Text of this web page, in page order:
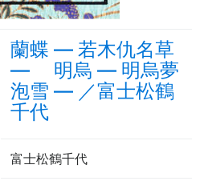
蘭蝶 — 若木仇名草
— 明烏 — 明烏夢
泡雪 — ／富士松鶴
千代
富士松鶴千代